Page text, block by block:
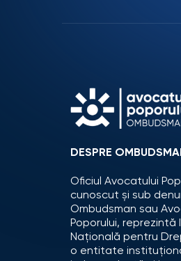
DESPRE
Oficiul Avocatului
cunoscut și sub
Ombudsman sau
Poporului, reprezintă
Națională pentru
o entitate